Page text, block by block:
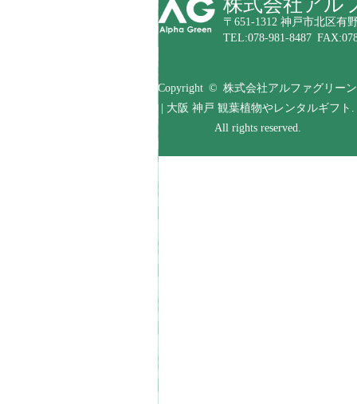
〒651-1312 神戸市北区有
TEL:078-981-8487
Copyright © 株式会社アルファグリーン
| 大阪 神戸 観葉植物やレンタルギフト.
All rights reserved.